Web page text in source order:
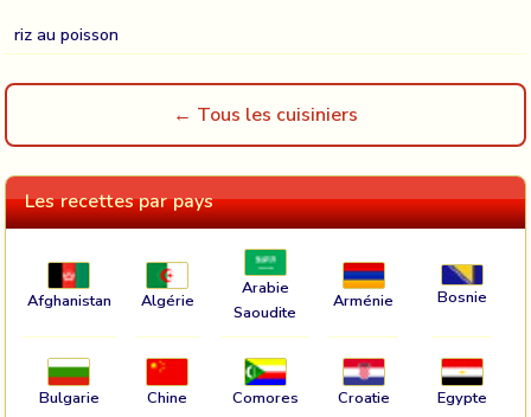
riz au poisson
← Tous les cuisiniers
Les recettes par pays
Afghanistan Algérie
Arabie
Saoudite
Arménie Bosnie
Bulgarie Chine Comores Croatie Egypte